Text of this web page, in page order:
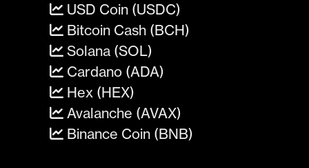
USD Coin (USDC)
Bitcoin Cash (BCH)
Solana (SOL)
Cardano (ADA)
Hex (HEX)
Avalanche (AVAX)
Binance Coin (BNB)